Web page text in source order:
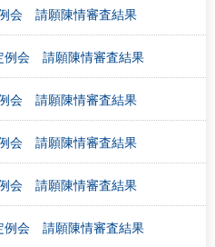
会 請願陳情審査結果
例会 請願陳情審査結果
会 請願陳情審査結果
会 請願陳情審査結果
会 請願陳情審査結果
例会 請願陳情審査結果